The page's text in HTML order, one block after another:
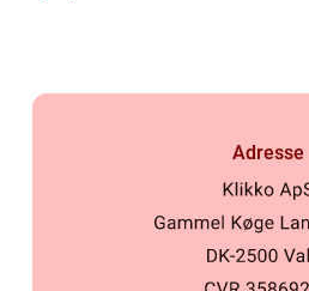
Adresse